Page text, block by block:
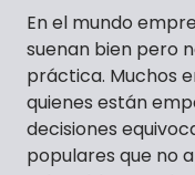
En el mundo
suenan bien pero
práctica. Muchos
quienes están
decisiones
populares que no